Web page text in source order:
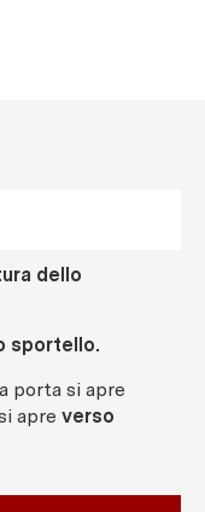
dello
sportello.
porta si apre
apre verso